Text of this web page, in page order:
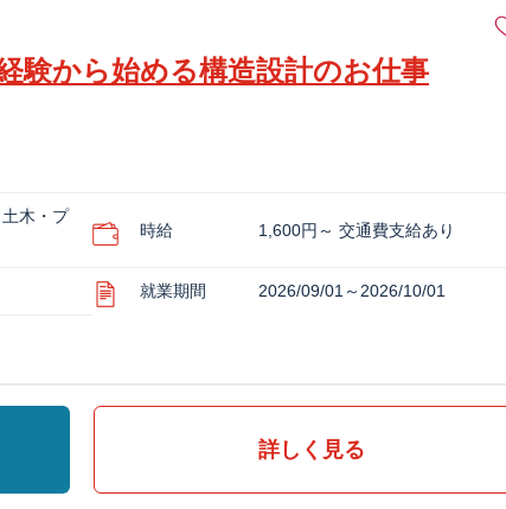
験から始める構造設計のお仕事
木・プ
時給 1,600円～ 交通費支給あり
就業期間 2026/09/01～2026/10/01
詳しく見る